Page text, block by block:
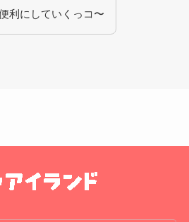
利にしていくっコ〜